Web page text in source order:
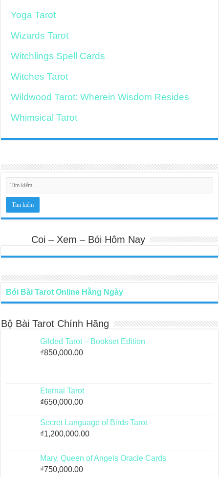
Yoga Tarot
Wizards Tarot
Witchlings Spell Cards
Witches Tarot
Wildwood Tarot: Wherein Wisdom Resides
Whimsical Tarot
Coi – Xem – Bói Hôm Nay
Bói Bài Tarot Online Hằng Ngày
Bộ Bài Tarot Chính Hãng
Gilded Tarot – Bookset Edition
₫850,000.00
Eternal Tarot
₫650,000.00
Secret Language of Birds Tarot
₫1,200,000.00
Mary, Queen of Angels Oracle Cards
₫750,000.00